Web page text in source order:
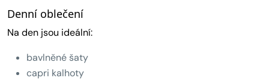
Denní oblečení
Na den jsou ideální:
bavlněné šaty
capri kalhoty